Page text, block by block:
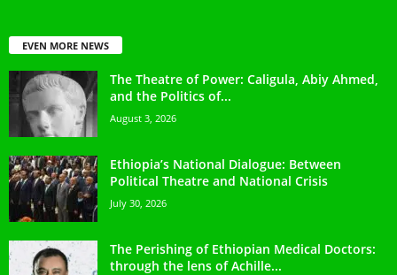
EVEN MORE NEWS
The Theatre of Power: Caligula, Abiy Ahmed,
and the Politics of...
August 3, 2026
Ethiopia’s National Dialogue: Between
Political Theatre and National Crisis
July 30, 2026
The Perishing of Ethiopian Medical Doctors:
through the lens of Achille...